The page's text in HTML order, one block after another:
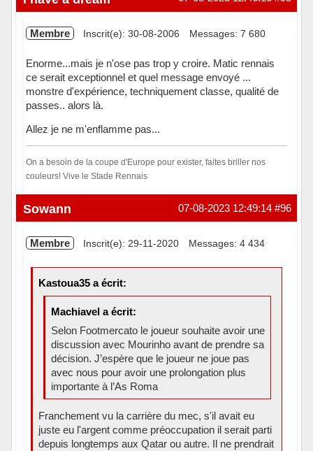
Membre Inscrit(e): 30-08-2006 Messages: 7 680
Enorme...mais je n'ose pas trop y croire. Matic rennais
ce serait exceptionnel et quel message envoyé ...
monstre d'expérience, techniquement classe, qualité de
passes.. alors là.
Allez je ne m'enflamme pas...
On a besoin de la coupe d'Europe pour exister, faites briller nos
couleurs! Vive le Stade Rennais
Hors ligne #96
07-08-2023 12:49:14
Sowann
Membre Inscrit(e): 29-11-2020 Messages: 4 434
Kastoua35 a écrit:
Machiavel a écrit:
Selon Footmercato le joueur souhaite avoir une
discussion avec Mourinho avant de prendre sa
décision. J’espère que le joueur ne joue pas
avec nous pour avoir une prolongation plus
importante à l’As Roma
Franchement vu la carrière du mec, s'il avait eu
juste eu l'argent comme préoccupation il serait parti
depuis longtemps aux Qatar ou autre. Il ne prendrait